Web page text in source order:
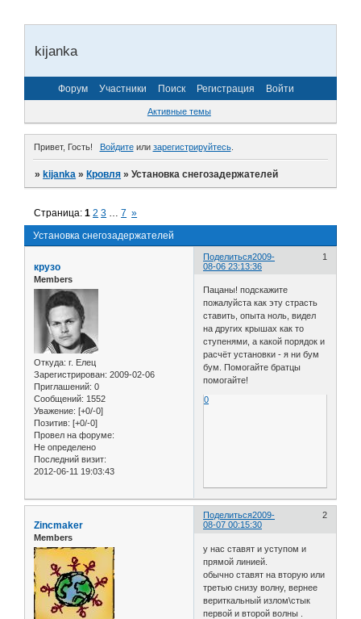
kijanka
Форум Участники Поиск Регистрация Войти
Активные темы
Привет, Гость! Войдитеили зарегистрируйтесь.
»kijanka »Кровля »Установка снегозадержателей
Установка снегозадержателей
Страница:1 2 3 … 7 »
Поделиться 1
2009-
08-06 23:13:36
крузо
Members
Откуда: г. Елец
Зарегистрирован: 2009-02-06
Приглашений: 0
Сообщений: 1552
Уважение: [+0/-0]
Позитив: [+0/-0]
Провел на форуме:
Не определено
Последний визит:
2012-06-11 19:03:43
Пацаны! подскажите
пожалуйста как эту страсть
ставить, опыта ноль, видел
на других крышах как то
ступенями, а какой порядок и
расчёт установки - я ни бум
бум. Помогайте братцы
помогайте!
0
Поделиться 2
2009-
08-07 00:15:30
Zincmaker
Members
у нас ставят и уступом и
прямой линией.
обычно ставят на вторую или
третью снизу волну, вернее
вериткальный излом\стык
первой и второй волны .